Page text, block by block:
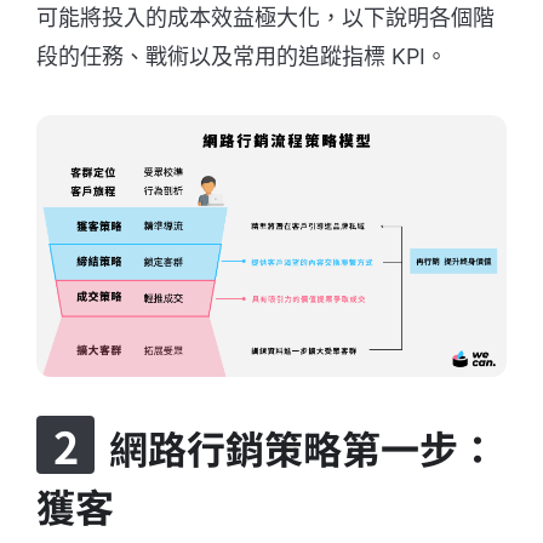
可能將投入的成本效益極大化，以下說明各個階
段的任務、戰術以及常用的追蹤指標 KPI。
網路行銷策略第一步：
獲客